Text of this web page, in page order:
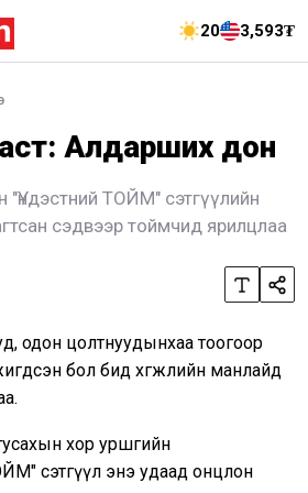
20 3,593₮
Алдарших дон
ТОЙМ" сэтгүүлийн
сэдвээр тоймчид ярилцлаа
одон цолтнуудынхаа тоогоор
бол бид хөгжлийн манлайд
хор уршгийн
сэтгүүл энэ удаад онцлон